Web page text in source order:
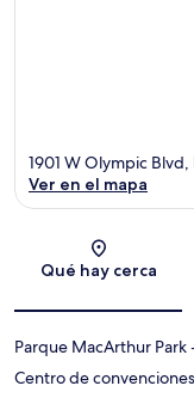
1901 W Olympic
Ver en el mapa
Qué hay cerca
Parque MacArthur Park
Centro de